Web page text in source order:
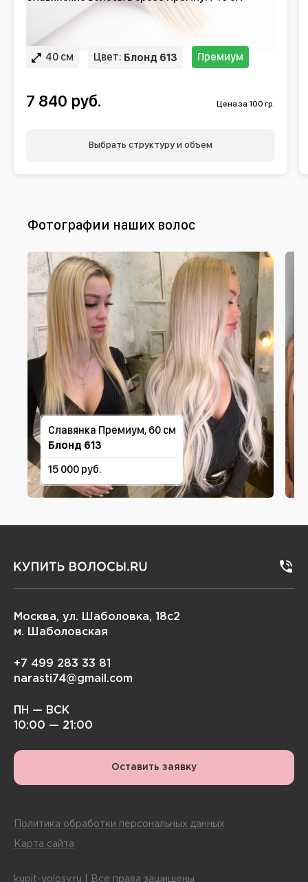
40 см Цвет: Блонд 613 Премиум
7 840 руб. Цена за 100 гр.
Выбрать структуру и объем
Фотографии наших волос
Славянка Премиум, 60 см
Блонд 613
15 000 руб.
Москва, ул. Шаболовка, 18с2
м. Шаболовская
+7 499 283 33 81
narasti74@gmail.com
ПН — ВСК
10:00 — 21:00
Оставить заявку
Политика обработки персональных данных
Карта сайта
kupit-volosy.ru | Все права защищены